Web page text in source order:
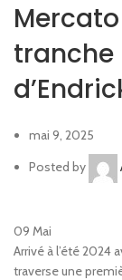
tranche
mai 9, 2025
Posted by
09 Mai
Arrivé à l’été 2024
traverse une